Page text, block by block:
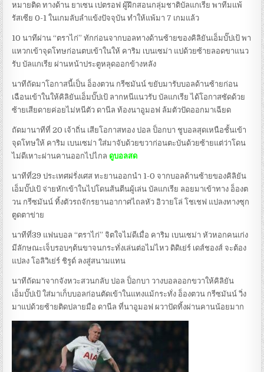
หมายติด ทางด้าน ยาเซน เปตรอฟ ผู้ฝึกสอนกลุ่มชาติบัลแกเรีย พาทีมแพ้
รัสเซีย 0-1 ในเกมลับลำแข้งปัจจุบัน ทำให้แพ้มา 7 เกมแล้ว
10 นาทีผ่าน “ตราไก่” ทักก่อนจากบอลทางด้านซ้ายของคิลิยันเอ็มบั๊ปเป้ พา
แหวกเข้าจุดโทษก่อนตบเข้าในให้ คาริม เบนเซม่า แปด้วยซ้ายลอดขาแนว
รับ บัลแกเรีย ผ่านหน้าประตูหลุดออกข้างหลัง
นาทีถัดมาโอกาสนี้เป็น อ็องตวน กรีซมันน์ ขยับมารับบอลด้านซ้ายก่อน
เฉือนเข้าในให้คิลิยันเอ็มบั๊ปเป้ ลากหนีแนวรับ บัลแกเรีย ได้โอกาสซัดด้วย
ซ้ายเสียดายค่อยไม่หนีตัว ดานีล ท้องนาอูมอฟ ล้มตัวปัดออกมาเฉียด
ถัดมานาทีที่ 20 เจ้าถิ่น เสียโอกาสทอง ปอล ป็อกบา ชูบอลสุดเหนือชั้นเข้า
จุดโทษให้ คาริม เบนเซม่า ใส่มาจับด้วยขวาก่อนตะบันด้วยซ้ายแต่ว่าโดน
ไม่ดีเหาะผ่านคานออกไปไกล ดูบอลสด
นาทีที่29 ประเทศฝรั่งเศส ทะยานออกนำ 1-0 จากบอลด้านซ้ายของคิลิยัน
เอ็มบั๊ปเป้ จ่ายหักเข้าในไปโดนส้นตีนผู้เล่น บัลแกเรีย ลอยมาเข้าทาง อ็องต
วน กรีซมันน์ ทิ้งตัวรถจักรยานอากาศไถลหัว อิวายโล่ โชเชฟ แปลงทางซุก
ตูดตาข่าย
นาทีที่39 แฟนบอล “ตราไก่” จิตใจไม่ดีเมื่อ คาริม เบนเซม่า หัวหอกคนเก่ง
มีลักษณะเจ็บรอบๆต้นขาจนกระทั่งเล่นต่อไม่ไหว ดิดิเย่ร์ เดส์ชองส์ จะต้อง
แปลง โอลิวิเย่ร์ ชิรูด์ ลงสู่สนามแทน
นาทีถัดมาจากจังหวะสวนกลับ ปอล ป็อกบา วางบอลออกขวาให้คิลิยัน
เอ็มบั๊ปเป้ ใส่มาเก็บบอลก่อนตัดเข้าในแทงแม้กระทั่ง อ็องตวน กรีซมันน์ วิ่ง
มาแปด้วยซ้ายติดปลายมือ ดานีล ที่นาอูมอฟ ผวาปัดทิ้งผ่านคานน้อยมาก